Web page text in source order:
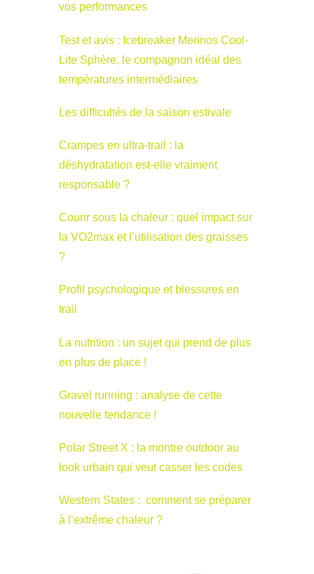
vos performances
Test et avis : Icebreaker Merinos Cool-
Lite Sphère, le compagnon idéal des
températures intermédiaires
Les difficultés de la saison estivale
Crampes en ultra-trail : la
déshydratation est-elle vraiment
responsable ?
Courir sous la chaleur : quel impact sur
la VO2max et l’utilisation des graisses
?
Profil psychologique et blessures en
trail
La nutrition : un sujet qui prend de plus
en plus de place !
Gravel running : analyse de cette
nouvelle tendance !
Polar Street X : la montre outdoor au
look urbain qui veut casser les codes
Western States : comment se préparer
à l’extrême chaleur ?